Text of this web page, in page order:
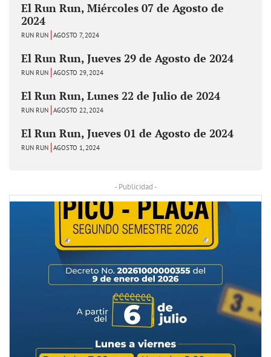
El Run Run, Miércoles 07 de Agosto de
2024
RUN RUN AGOSTO 7, 2024
El Run Run, Jueves 29 de Agosto de 2024
RUN RUN AGOSTO 29, 2024
El Run Run, Lunes 22 de Julio de 2024
RUN RUN AGOSTO 22, 2024
El Run Run, Jueves 01 de Agosto de 2024
RUN RUN AGOSTO 1, 2024
- Publicidad -